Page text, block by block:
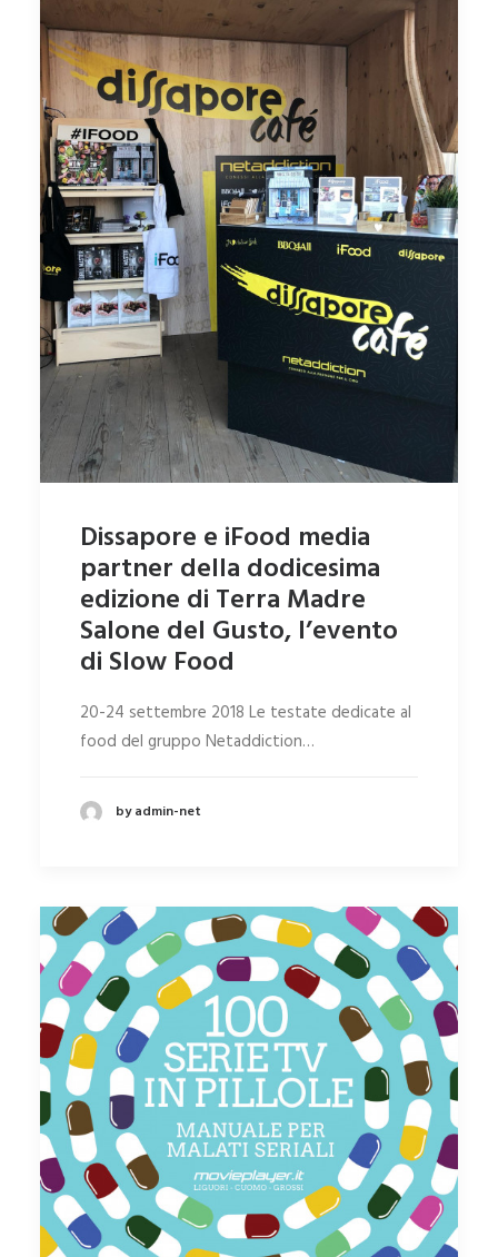
Dissapore e iFood media
partner della dodicesima
edizione di Terra Madre
Salone del Gusto, l’evento
di Slow Food
20-24 settembre 2018 Le testate dedicate al
food del gruppo Netaddiction…
by admin-net